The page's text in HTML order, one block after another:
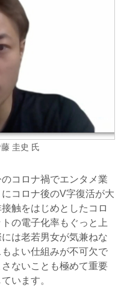
圭史 氏
コロナ禍でエンタメ業
コロナ後のV字復活が大
触をはじめとしたコロ
の電子化率もぐっと上
は老若男女が気兼ねな
よい仕組みが不可欠で
ないことも極めて重要
います。